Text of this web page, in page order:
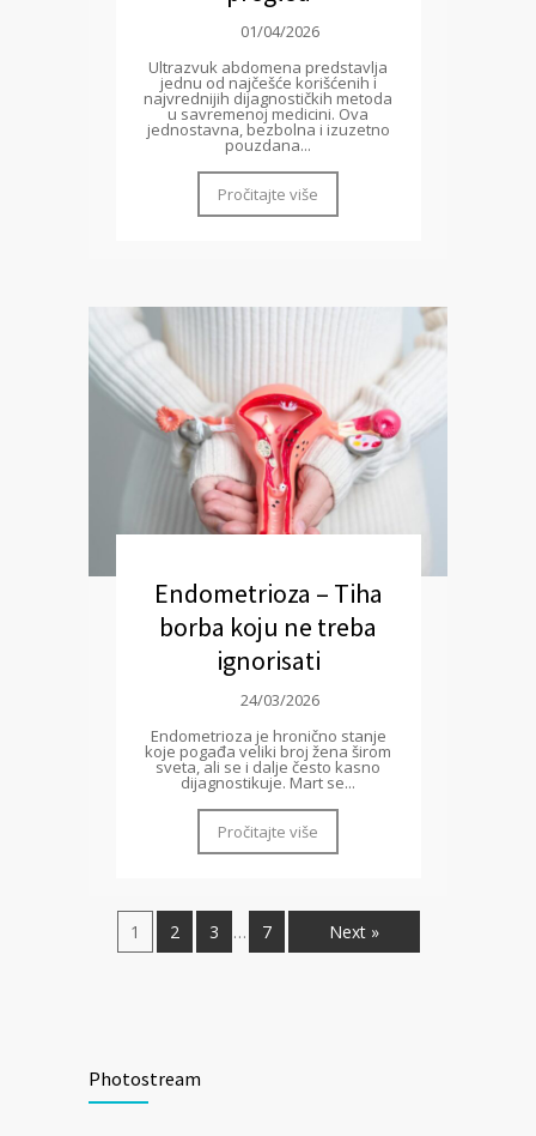
01/04/2026
Ultrazvuk abdomena predstavlja
jednu od najčešće korišćenih i
najvrednijih dijagnostičkih metoda
u savremenoj medicini. Ova
jednostavna, bezbolna i izuzetno
pouzdana...
Pročitajte više
Endometrioza – Tiha
borba koju ne treba
ignorisati
24/03/2026
Endometrioza je hronično stanje
koje pogađa veliki broj žena širom
sveta, ali se i dalje često kasno
dijagnostikuje. Mart se...
Pročitajte više
1 2 3 … 7 Next »
Photostream